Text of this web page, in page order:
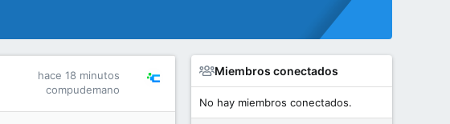
hace 18 minutos
compudemano
Miembros conectados
No hay miembros conectados.